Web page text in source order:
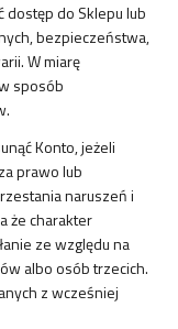
dostęp do Sklepu lub
bezpieczeństwa,
W miarę
sposób
Konto, jeżeli
prawo lub
naruszeń i
że charakter
ze względu na
albo osób trzecich.
z wcześniej